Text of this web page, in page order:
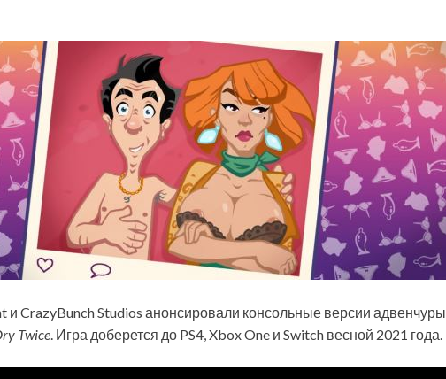
и CrazyBunch Studios анонсировали консольные версии адвенчуры
Twice. Игра доберется до PS4, Xbox One и Switch весной 2021 года.